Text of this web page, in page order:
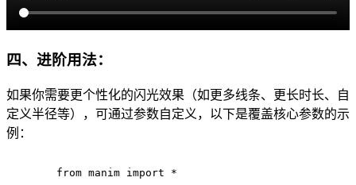
四、进阶用法：
如果你需要更个性化的闪光效果（如更多线条、更长时长、自
定义半径等），可通过参数自定义，以下是覆盖核心参数的示
例：
from manim import *